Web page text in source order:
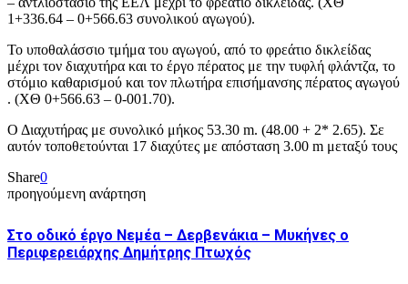
1+336.64 – 0+566.63 συνολικού αγωγού).
Το υποθαλάσσιο τμήμα του αγωγού, από το φρεάτιο δικλείδας
μέχρι τον διαχυτήρα και το έργο πέρατος με την τυφλή φλάντζα, το
στόμιο καθαρισμού και τον πλωτήρα επισήμανσης πέρατος αγωγού
. (ΧΘ 0+566.63 – 0-001.70).
Ο Διαχυτήρας με συνολικό μήκος 53.30 m. (48.00 + 2* 2.65). Σε
αυτόν τοποθετούνται 17 διαχύτες με απόσταση 3.00 m μεταξύ τους
Share0
προηγούμενη ανάρτηση
Στο οδικό έργο Νεμέα – Δερβενάκια – Μυκήνες ο
Περιφερειάρχης Δημήτρης Πτωχός